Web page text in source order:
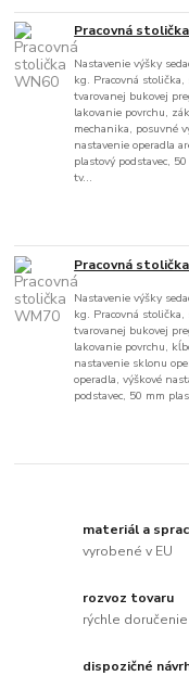
Pracovná
Nastavenie výšky
kg. Pracovná stolička,
tvarovanej bukovej
lakovanie povrchu,
mechanika, posuvné
nastavenie operadla
plastový podstavec,
tv...
Pracovná
Nastavenie výšky
kg. Pracovná stolička,
tvarovanej bukovej
lakovanie povrchu,
nastavenie sklonu
operadla, výškové
podstavec, 50 mm
materiál a
vyrobené v EU
rozvoz tovaru
rýchle doručenie
dispozičné